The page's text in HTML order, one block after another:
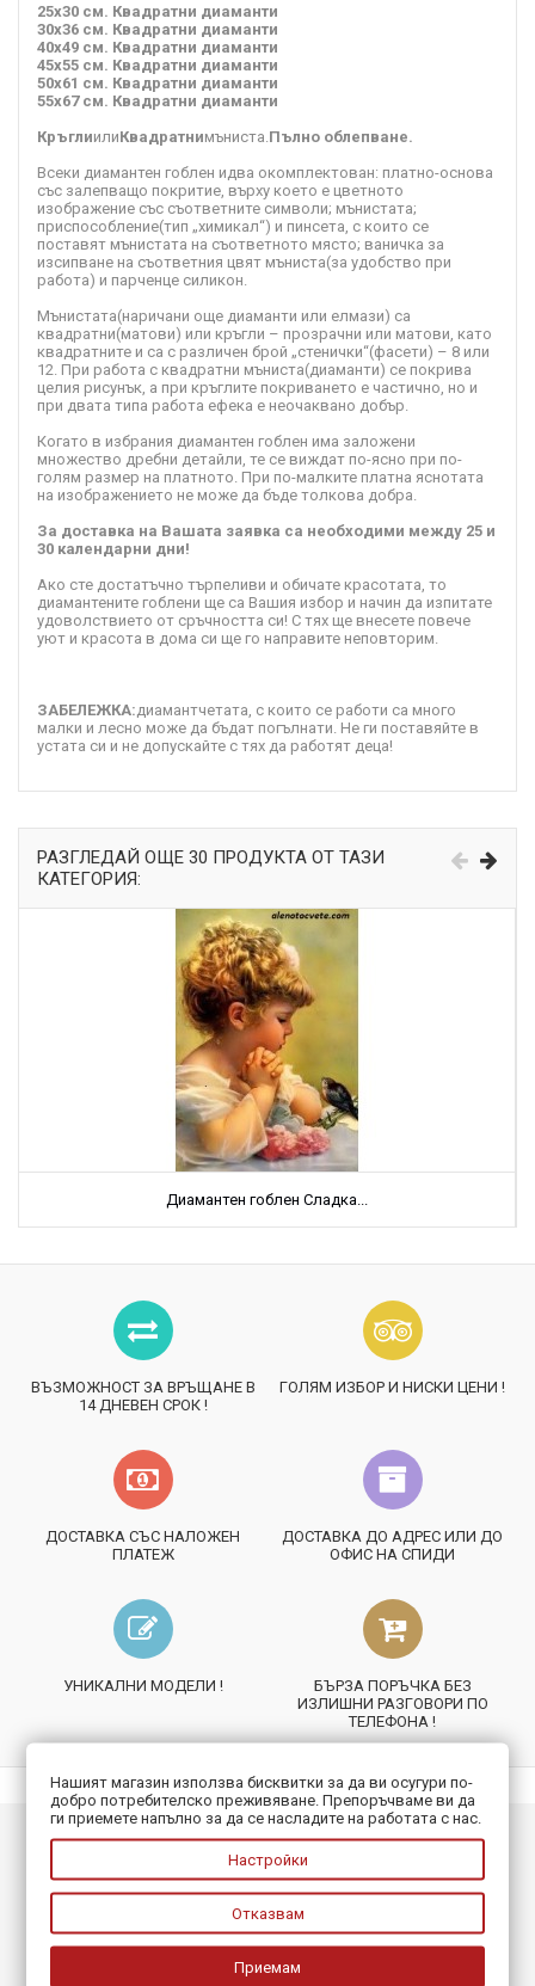
25x30 см. Квадратни диаманти
30x36 см. Квадратни диаманти
40x49 см. Квадратни диаманти
45x55 см. Квадратни диаманти
50x61 см. Квадратни диаманти
55x67 см. Квадратни диаманти
КръглиилиКвадратнимъниста. Пълно облепване.
Всеки диамантен гоблен идва окомплектован: платно-основа
със залепващо покритие, върху което е цветното
изображение със съответните символи; мънистата;
приспособление(тип „химикал“) и пинсета, с които се
поставят мънистата на съответното място; ваничка за
изсипване на съответния цвят мъниста(за удобство при
работа) и парченце силикон.
Мънистата(наричани още диаманти или елмази) са
квадратни(матови) или кръгли – прозрачни или матови, като
квадратните и са с различен брой „стенички“(фасети) – 8 или
12. При работа с квадратни мъниста(диаманти) се покрива
целия рисунък, а при кръглите покриването е частично, но и
при двата типа работа ефека е неочаквано добър.
Когато в избрания диамантен гоблен има заложени
множество дребни детайли, те се виждат по-ясно при по-
голям размер на платното. При по-малките платна яснотата
на изображението не може да бъде толкова добра.
За доставка на Вашата заявка са необходими между 25 и
30 календарни дни!
Ако сте достатъчно търпеливи и обичате красотата, то
диамантените гоблени ще са Вашия избор и начин да изпитате
удоволствието от сръчността си! С тях ще внесете повече
уют и красота в дома си ще го направите неповторим.
ЗАБЕЛЕЖКА: диамантчетата, с които се работи са много
малки и лесно може да бъдат погълнати. Не ги поставяйте в
устата си и не допускайте с тях да работят деца!
РАЗГЛЕДАЙ ОЩЕ 30 ПРОДУКТА ОТ ТАЗИ
КАТЕГОРИЯ:
Диамантен гоблен Сладка...
ВЪЗМОЖНОСТ ЗА ВРЪЩАНЕ В
14 ДНЕВЕН СРОК !
ГОЛЯМ ИЗБОР И НИСКИ ЦЕНИ !
ДОСТАВКА СЪС НАЛОЖЕН
ПЛАТЕЖ
ДОСТАВКА ДО АДРЕС ИЛИ ДО
ОФИС НА СПИДИ
УНИКАЛНИ МОДЕЛИ !
БЪРЗА ПОРЪЧКА БЕЗ
ИЗЛИШНИ РАЗГОВОРИ ПО
ТЕЛЕФОНА !
ИНФОРМАЦИЯ
ПОЛЕЗНО
Нашият магазин използва бисквитки за да ви осугури по-
добро потребителско преживяване. Препоръчваме ви да
ги приемете напълно за да се насладите на работата с нас.
Настройки
Отказвам
Приемам